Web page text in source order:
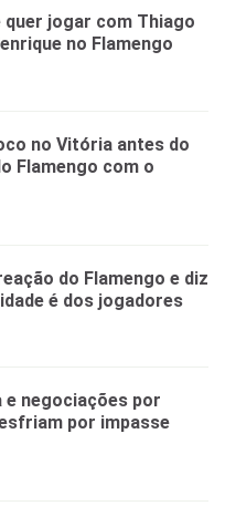
quer jogar com Thiago
no Flamengo
no Vitória antes do
Flamengo com o
do Flamengo e diz
é dos jogadores
e negociações por
por impasse